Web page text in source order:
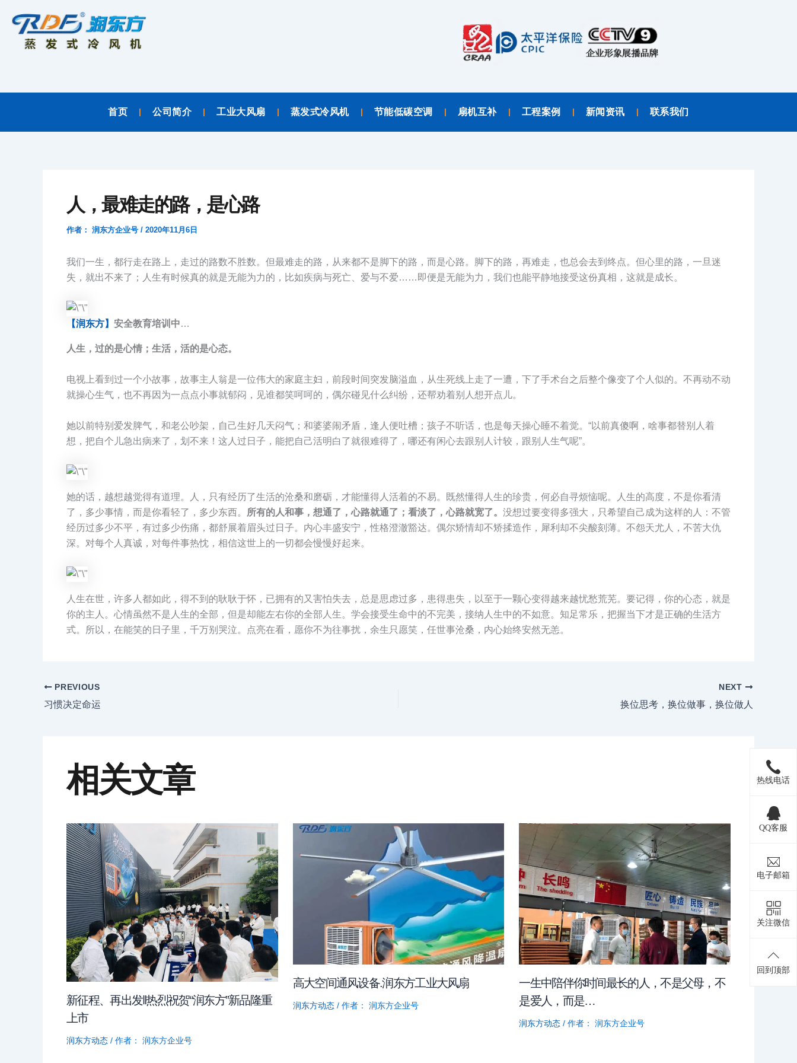
首页 公司简介 工业大风扇 蒸发式冷风机 节能低碳空调 扇机互补 工程案例 新闻资讯 联系我们
人，最难走的路，是心路
作者： 润东方企业号 / 2020年11月6日
我们一生，都行走在路上，走过的路数不胜数。但最难走的路，从来都不是脚下的路，而是心路。脚下的路，再难走，也总会去到终点。但心里的路，一旦迷
失，就出不来了；人生有时候真的就是无能为力的，比如疾病与死亡、爱与不爱……即便是无能为力，我们也能平静地接受这份真相，这就是成长。
【润东方】 安全教育培训中…
人生，过的是心情；生活，活的是心态。
电视上看到过一个小故事，故事主人翁是一位伟大的家庭主妇，前段时间突发脑溢血，从生死线上走了一遭，下了手术台之后整个像变了个人似的。不再动不动
就操心生气，也不再因为一点点小事就郁闷，见谁都笑呵呵的，偶尔碰见什么纠纷，还帮劝着别人想开点儿。
她以前特别爱发脾气，和老公吵架，自己生好几天闷气；和婆婆闹矛盾，逢人便吐槽；孩子不听话，也是每天操心睡不着觉。“以前真傻啊，啥事都替别人着
想，把自个儿急出病来了，划不来！这人过日子，能把自己活明白了就很难得了，哪还有闲心去跟别人计较，跟别人生气呢”。
她的话，越想越觉得有道理。人，只有经历了生活的沧桑和磨砺，才能懂得人活着的不易。既然懂得人生的珍贵，何必自寻烦恼呢。人生的高度，不是你看清
了，多少事情，而是你看轻了，多少东西。
所有的人和事，想通了，心路就通了；看淡了，心路就宽了。 没想过要变得多强大，只希望自己成为这样的人：不管
经历过多少不平，有过多少伤痛，都舒展着眉头过日子。内心丰盛安宁，性格澄澈豁达。偶尔矫情却不矫揉造作，犀利却不尖酸刻薄。不怨天尤人，不苦大仇
深。对每个人真诚，对每件事热忱，相信这世上的一切都会慢慢好起来。
人生在世，许多人都如此，得不到的耿耿于怀，已拥有的又害怕失去，总是思虑过多，患得患失，以至于一颗心变得越来越忧愁荒芜。要记得，你的心态，就是
你的主人。心情虽然不是人生的全部，但是却能左右你的全部人生。学会接受生命中的不完美，接纳人生中的不如意。知足常乐，把握当下才是正确的生活方
式。所以，在能笑的日子里，千万别哭泣。点亮在看，愿你不为往事扰，余生只愿笑，任世事沧桑，内心始终安然无恙。
PREVIOUS
习惯决定命运
NEXT
换位思考，换位做事，换位做人
相关文章
新征程、再出发‖热烈祝贺“润东方”新品隆重
上市
润东方动态 / 作者： 润东方企业号
高大空间通风设备.润东方工业大风扇
润东方动态/ 作者： 润东方企业号
一生中陪伴你时间最长的人，不是父母，不
是爱人，而是…
润东方动态 / 作者： 润东方企业号
热线电话
QQ客服
电子邮箱
关注微信
回到顶部